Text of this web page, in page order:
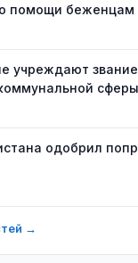
помощи беженцам
учреждают
сферы
одобрил
→